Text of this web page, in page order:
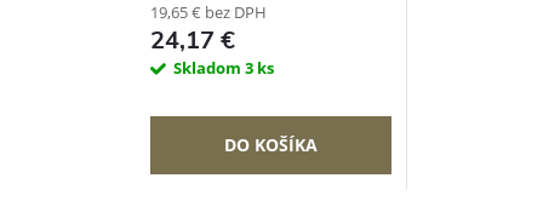
19,65 € bez DPH
24,17 €
Skladom 3 ks
DO KOŠÍKA